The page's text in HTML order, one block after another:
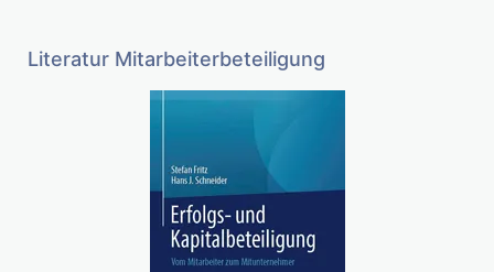
Literatur Mitarbeiterbeteiligung